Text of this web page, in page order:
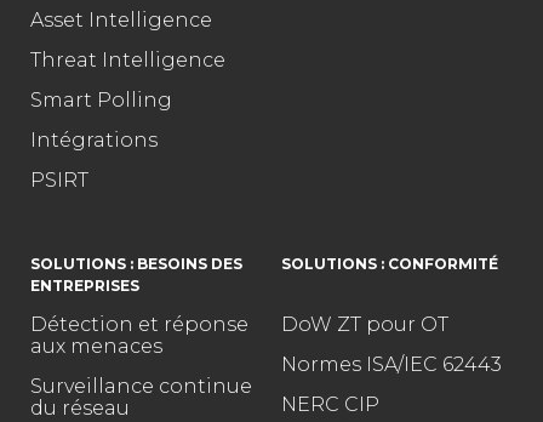
Asset Intelligence
Threat Intelligence
Smart Polling
Intégrations
PSIRT
SOLUTIONS : BESOINS DES
ENTREPRISES
Détection et réponse
aux menaces
Surveillance continue
du réseau
SOLUTIONS : CONFORMITÉ
DoW ZT pour OT
Normes ISA/IEC 62443
NERC CIP